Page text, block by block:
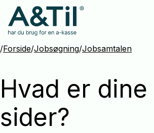
Spring
menu
over
og
indhold
/Forside/Jobsøgning/Jobsamtalen
Hvad er
sider?